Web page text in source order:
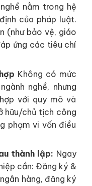
nằm trong hệ
của pháp luật.
(như bảo vệ, giáo
ứng các tiêu chí
Không có mức
nghề, nhưng
với quy mô và
hữu/chủ tịch công
phạm vi vốn điều
thành lập: Ngay
cần: Đăng ký &
hàng, đăng ký